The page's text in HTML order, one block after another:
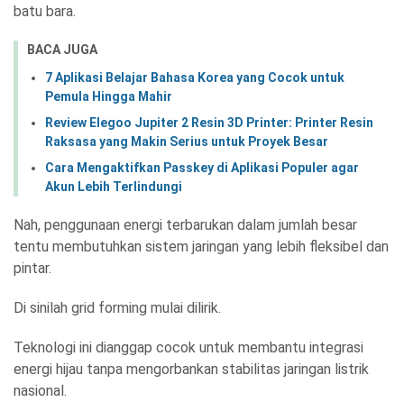
batu bara.
BACA JUGA
7 Aplikasi Belajar Bahasa Korea yang Cocok untuk
Pemula Hingga Mahir
Review Elegoo Jupiter 2 Resin 3D Printer: Printer Resin
Raksasa yang Makin Serius untuk Proyek Besar
Cara Mengaktifkan Passkey di Aplikasi Populer agar
Akun Lebih Terlindungi
Nah, penggunaan energi terbarukan dalam jumlah besar
tentu membutuhkan sistem jaringan yang lebih fleksibel dan
pintar.
Di sinilah grid forming mulai dilirik.
Teknologi ini dianggap cocok untuk membantu integrasi
energi hijau tanpa mengorbankan stabilitas jaringan listrik
nasional.